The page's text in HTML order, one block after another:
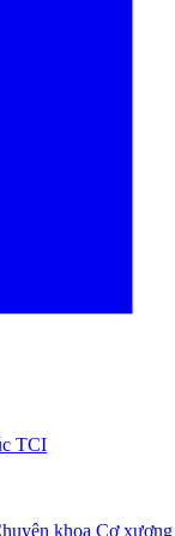
TCI
khoa Cơ